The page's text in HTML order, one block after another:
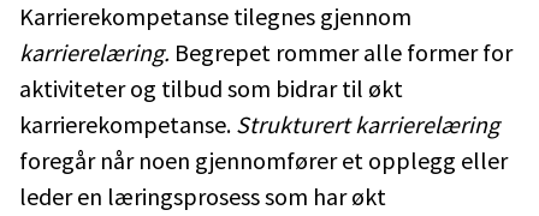
Karrierekompetanse tilegnes gjennom
karrierelæring. Begrepet rommer alle former for
aktiviteter og tilbud som bidrar til økt
karrierekompetanse. Strukturert karrierelæring
foregår når noen gjennomfører et opplegg eller
leder en læringsprosess som har økt